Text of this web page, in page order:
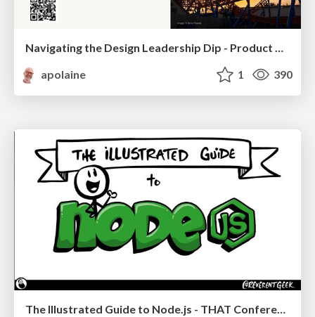
apolaine
1 390
The Illustrated Guide to Node.js - THAT Conference 2024